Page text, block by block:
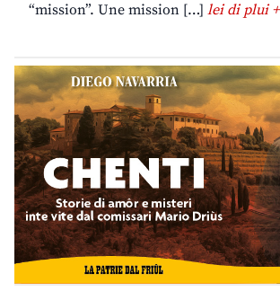
“mission”. Une mission […] lei di plui +